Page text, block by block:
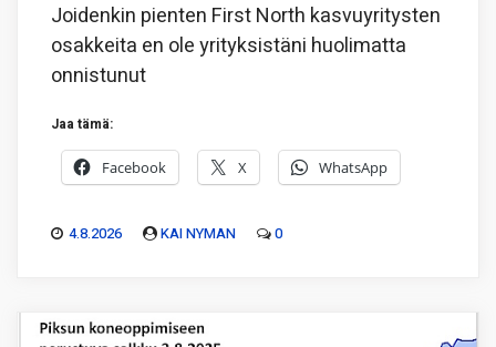
Joidenkin pienten First North kasvuyritysten
osakkeita en ole yrityksistäni huolimatta
onnistunut
Jaa tämä:
Facebook X WhatsApp
4.8.2026 KAI NYMAN 0